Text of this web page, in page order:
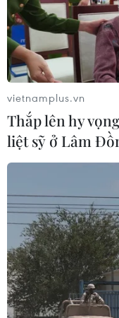
04/08/2026 14:11
ASC 2026: Tiếp
cho thế hệ trẻ Việt
04/08/2026 14:08
Ngành Trí tuệ
năm 2025
04/08/2026 13:20
Nhật Bản siết
cách vĩnh trú
04/08/2026 07:44
vietnamplus.vn
Thắp lên hy
liệt sỹ ở Lâm